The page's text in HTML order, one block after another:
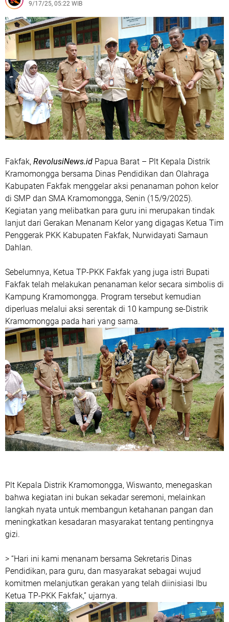
Cipta Kondusif, Polsek Wanaraja Gelar Operasi Miras di
Wilayah Hukumnya
Polres Garut Berhasil Ungkap Peredaran Minuman
Beralkohol di Kawasan Kerkof, Puluhan Botol Berhasil
Disita
Truk Colt Diesel Alami Kecelakaan Tunggal di Jalan
Garut–Tasikmalaya, Polisi Lakukan Evakuasi
Polsek Tarogong Kaler Gelar Patroli, Amankan
Kendaraan Berknalpot Tidak Sesuai Spesifikasi Teknis
Polisi Berhasil Amankan Pelaku Penganiayaan Brutal
Perselisihan Keluarga
Polisi Berhasil Amankan Pelaku Curanmor, Lakukan Aksi
Pencuriaan Saat Kunci Masih Menempel
9/17/25, 05:22 WIB
Fakfak, RevolusiNews.id Papua Barat – Plt Kepala Distrik
Kramomongga bersama Dinas Pendidikan dan Olahraga
Kabupaten Fakfak menggelar aksi penanaman pohon kelor
di SMP dan SMA Kramomongga, Senin (15/9/2025).
Kegiatan yang melibatkan para guru ini merupakan tindak
lanjut dari Gerakan Menanam Kelor yang digagas Ketua Tim
Penggerak PKK Kabupaten Fakfak, Nurwidayati Samaun
Dahlan.
Sebelumnya, Ketua TP-PKK Fakfak yang juga istri Bupati
Fakfak telah melakukan penanaman kelor secara simbolis di
Kampung Kramomongga. Program tersebut kemudian
diperluas melalui aksi serentak di 10 kampung se-Distrik
Kramomongga pada hari yang sama.
Plt Kepala Distrik Kramomongga, Wiswanto, menegaskan
bahwa kegiatan ini bukan sekadar seremoni, melainkan
langkah nyata untuk membangun ketahanan pangan dan
meningkatkan kesadaran masyarakat tentang pentingnya
gizi.
> “Hari ini kami menanam bersama Sekretaris Dinas
Pendidikan, para guru, dan masyarakat sebagai wujud
komitmen melanjutkan gerakan yang telah diinisiasi Ibu
Ketua TP-PKK Fakfak,” ujarnya.